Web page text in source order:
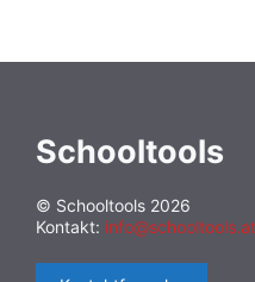
Schooltools
© Schooltools 2026
Kontakt: info@schooltools.at